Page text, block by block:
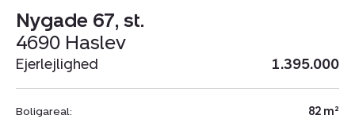
Nygade 67, st.
4690 Haslev
Ejerlejlighed 1.395.000
Boligareal:
82 m²